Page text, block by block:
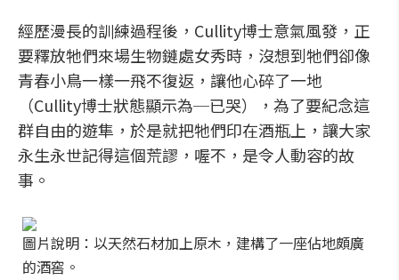
經歷漫長的訓練過程後，Cullity博士意氣風發，正
要釋放牠們來場生物鏈處女秀時，沒想到牠們卻像
青春小鳥一樣一飛不復返，讓他心碎了一地
（Cullity博士狀態顯示為─已哭），為了要紀念這
群自由的遊隼，於是就把牠們印在酒瓶上，讓大家
永生永世記得這個荒謬，喔不，是令人動容的故
事。
圖片說明：以天然石材加上原木，建構了一座佔地頗廣
的酒窖。